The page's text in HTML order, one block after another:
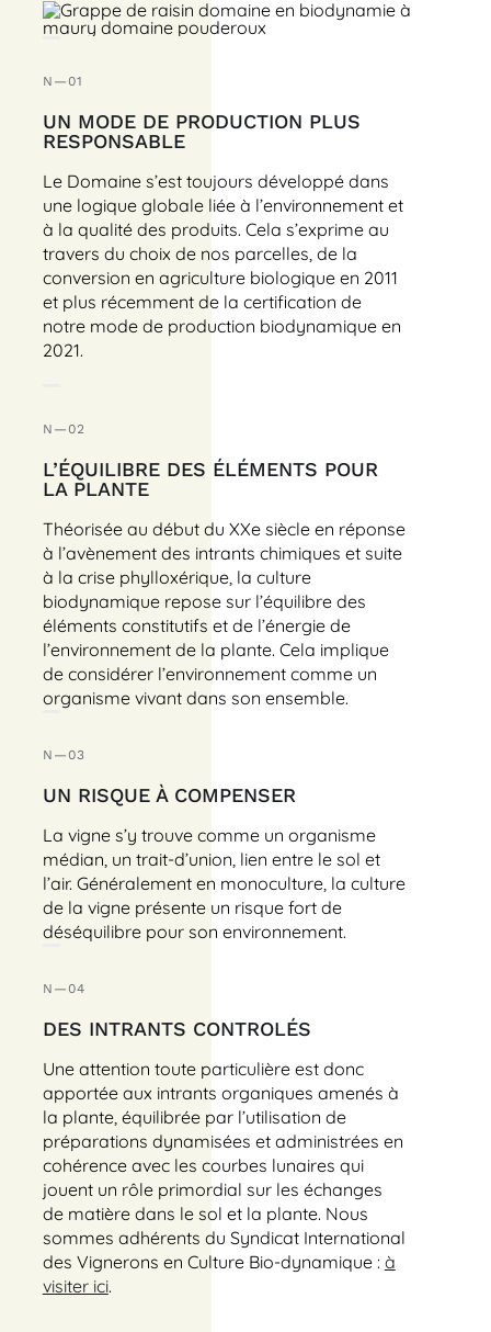
N—01
UN MODE DE PRODUCTION PLUS
RESPONSABLE
Le Domaine s’est toujours développé dans
une logique globale liée à l’environnement et
à la qualité des produits. Cela s’exprime au
travers du choix de nos parcelles, de la
conversion en agriculture biologique en 2011
et plus récemment de la certification de
notre mode de production biodynamique en
2021.
N—02
L’ÉQUILIBRE DES ÉLÉMENTS POUR
LA PLANTE
Théorisée au début du XXe siècle en réponse
à l’avènement des intrants chimiques et suite
à la crise phylloxérique, la culture
biodynamique repose sur l’équilibre des
éléments constitutifs et de l’énergie de
l’environnement de la plante. Cela implique
de considérer l’environnement comme un
organisme vivant dans son ensemble.
N—03
UN RISQUE À COMPENSER
La vigne s’y trouve comme un organisme
médian, un trait-d’union, lien entre le sol et
l’air. Généralement en monoculture, la culture
de la vigne présente un risque fort de
déséquilibre pour son environnement.
N—04
DES INTRANTS CONTROLÉS
Une attention toute particulière est donc
apportée aux intrants organiques amenés à
la plante, équilibrée par l’utilisation de
préparations dynamisées et administrées en
cohérence avec les courbes lunaires qui
jouent un rôle primordial sur les échanges
de matière dans le sol et la plante. Nous
sommes adhérents du Syndicat International
des Vignerons en Culture Bio-dynamique : à
visiter ici.